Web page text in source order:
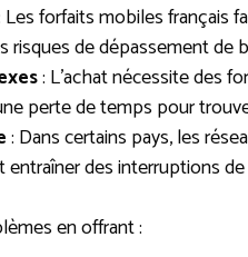
Les forfaits mobiles français
risques de dépassement de
: L’achat nécessite des
perte de temps pour
: Dans certains pays, les
des interruptions
en offrant :